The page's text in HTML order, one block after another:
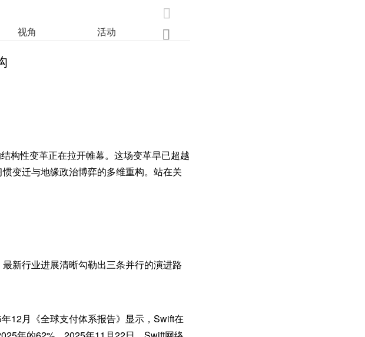

视角 活动 
构性变革正在拉开帷幕。这场变革早已超越
变迁与地缘政治博弈的多维重构。站在关
新行业进展清晰勾勒出三条并行的演进路
12月《全球支付体系报告》显示，Swift在